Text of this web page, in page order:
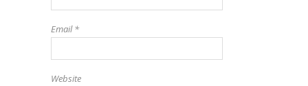
Email*
Website